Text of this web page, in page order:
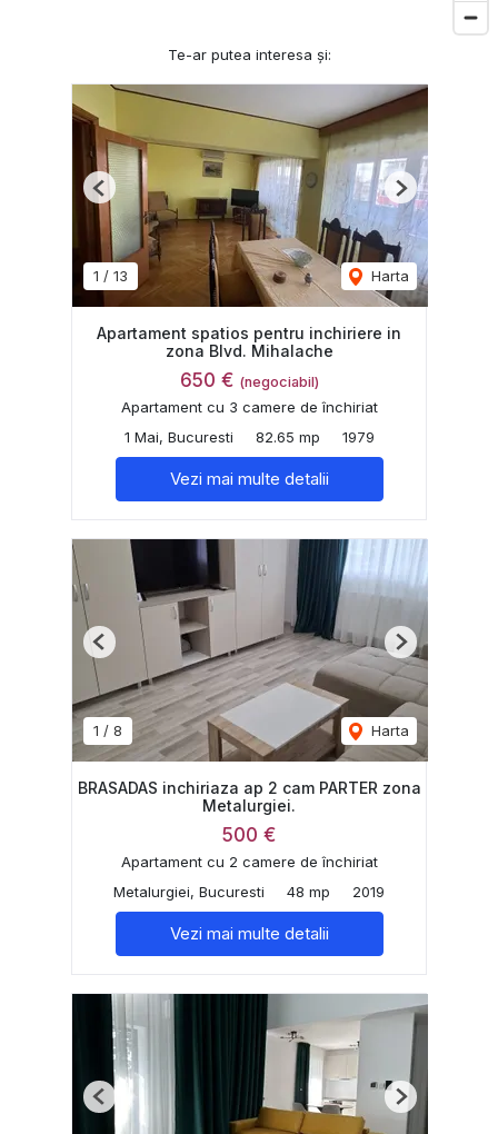
Te-ar putea interesa și:
1 / 13 Harta
Previous Next
Apartament spatios pentru inchiriere in
zona Blvd. Mihalache
650 € (negociabil)
Apartament cu 3 camere de închiriat
1 Mai, Bucuresti
82.65 mp 1979
Vezi mai multe detalii
1 / 8 Harta
Previous Next
BRASADAS inchiriaza ap 2 cam PARTER zona
Metalurgiei.
500 €
Apartament cu 2 camere de închiriat
Metalurgiei, Bucuresti
48 mp 2019
Vezi mai multe detalii
Previous Next